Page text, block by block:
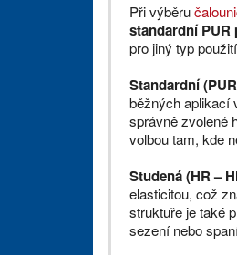
Při výběru
standardní PUR
pro jiný typ
Standardní
běžných aplikací
správně zvolené
volbou tam, kde
Studená (HR –
elasticitou, což
struktuře je také
sezení nebo